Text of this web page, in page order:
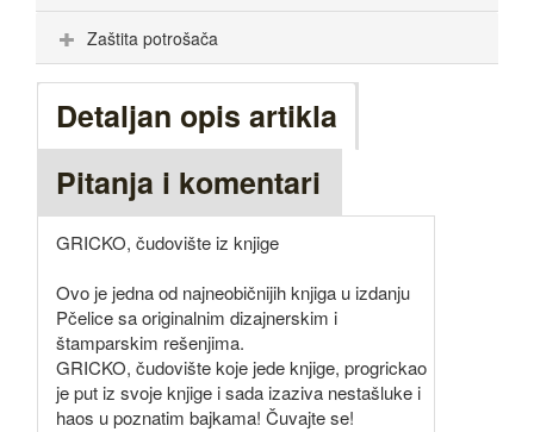
Zaštita potrošača
Detaljan opis artikla
Pitanja i komentari
GRICKO, čudovište iz knjige
Ovo je jedna od najneobičnijih knjiga u izdanju
Pčelice sa originalnim dizajnerskim i
štamparskim rešenjima.
GRICKO, čudovište koje jede knjige, progrickao
je put iz svoje knjige i sada izaziva nestašluke i
haos u poznatim bajkama! Čuvajte se!